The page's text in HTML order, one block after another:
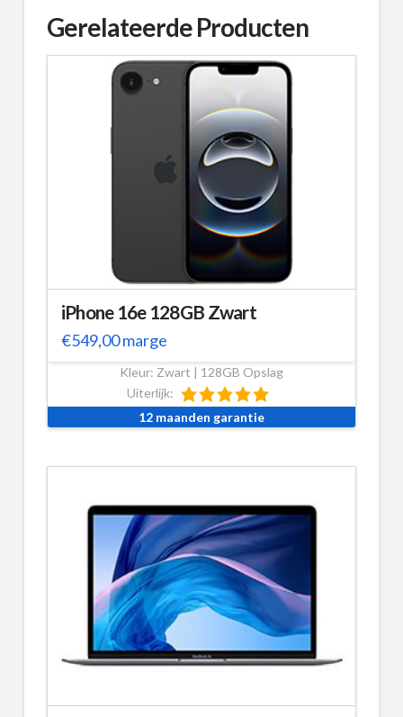
Gerelateerde Producten
iPhone 16e 128GB Zwart
€549,00marge
Kleur: Zwart | 128GB Opslag
Uiterlijk:
12 maanden garantie